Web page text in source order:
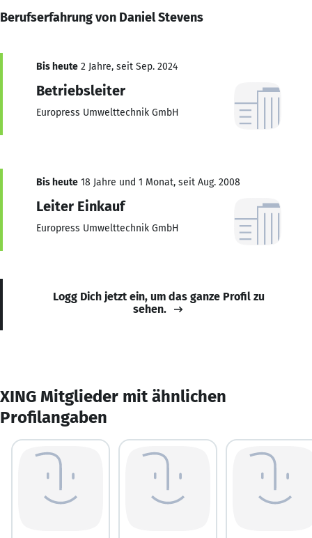
Berufserfahrung von Daniel Stevens
Bis heute 2 Jahre, seit Sep. 2024
Betriebsleiter
Europress Umwelttechnik GmbH
Bis heute 18 Jahre und 1 Monat, seit Aug. 2008
Leiter Einkauf
Europress Umwelttechnik GmbH
Logg Dich jetzt ein, um das ganze Profil zu
sehen.
XING Mitglieder mit ähnlichen
Profilangaben